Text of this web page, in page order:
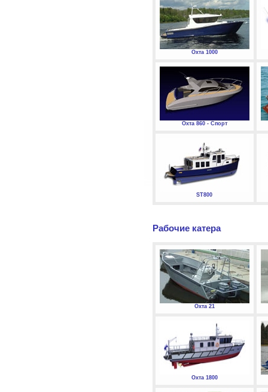
Охта 1000
Охта 860 - Спорт
ST800
Рабочие катера
Охта 21
Охта 1800